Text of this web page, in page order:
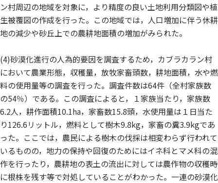
ン村周辺の地域を対象に，より精度の良い土地利用分類図や植
生被覆図の作成を行った。この地域では，人口増加に伴う休耕
地の減少や砂丘上での農耕地面積の増加がみられた。
(4)砂漠化進行の人為的要因を調査するため，カブラカラン村
において農業形態，収穫量，放牧家畜頭数，耕地面積，水や燃
料の使用量等の調査を行った。調査件数は64件（全村家族数
の54％）である。この調査によると，１家族当たり，家族数
6.2人，耕作面積10.1ha，家畜数15.8頭，水使用量は１日当た
り126.6リットル，燃料として樹木9.8kg，家畜の糞3.9kgであ
った。ここでは，農民による樹木の伐採は相変わらず行われて
いるものの，地力の保持や回復のためにはイネ科とマメ科の混
作を行ったり，農耕地の表土の流出に対しては農作物の収穫時
に根株を残す等で対処していることがわかった。一連の砂漠化